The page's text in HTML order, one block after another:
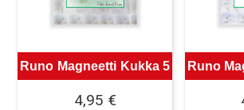
Runo Magneetti Kukka 5
4,95 €
Runo